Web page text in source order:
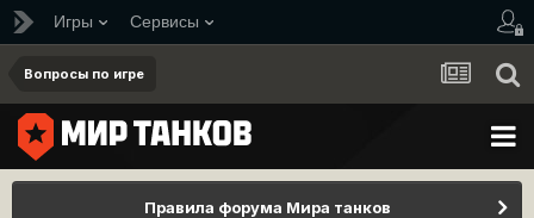
Игры Сервисы
Вопросы по игре
Правила форума Мира танков